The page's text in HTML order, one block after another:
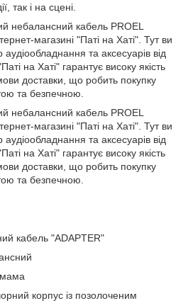
так і на сцені.
небалансний кабель PROEL
магазині "Паті на Хаті". Тут ви
та аксесуарів від
на Хаті" гарантує високу якість
доставки, що робить покупку
та безпечною.
небалансний кабель PROEL
магазині "Паті на Хаті". Тут ви
та аксесуарів від
на Хаті" гарантує високу якість
доставки, що робить покупку
та безпечною.
кабель "ADAPTER"
корпус із позолоченим